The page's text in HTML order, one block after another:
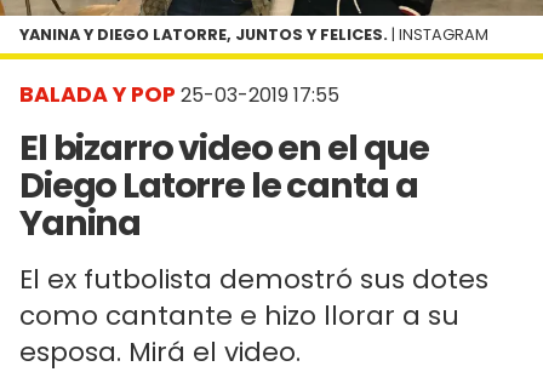
BALADA Y POP 25-03-2019 17:55
El bizarro video en el que
Diego Latorre le canta a
Yanina
El ex futbolista demostró sus dotes
como cantante e hizo llorar a su
esposa. Mirá el video.
YANINA Y DIEGO LATORRE, JUNTOS Y FELICES. | INSTAGRAM